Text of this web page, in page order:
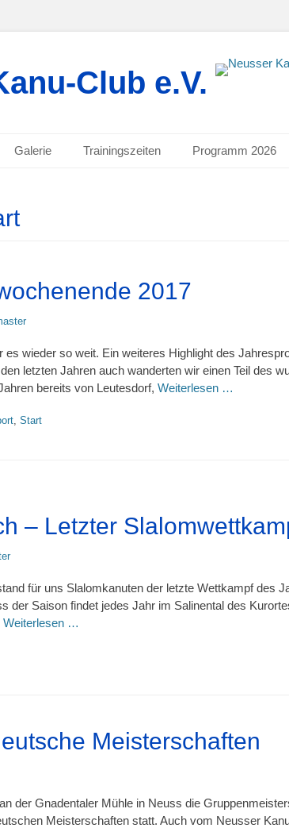
Club e.V.
Galerie Trainingszeiten Programm 2026
2017
es wieder so weit. Ein weiteres Highlight des
letzten Jahren auch wanderten wir einen Teil des
bereits von Leutesdorf, Weiterlesen …
, Start
– Letzter
für uns Slalomkanuten der letzte Wettkampf des
der Saison findet jedes Jahr im Salinental des
Weiterlesen …
Meisterschaften
der Gnadentaler Mühle in Neuss die
Meisterschaften statt. Auch vom Neusser